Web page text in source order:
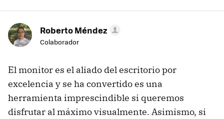
Roberto Méndez
Colaborador
El monitor es el aliado del escritorio por
excelencia y se ha convertido es una
herramienta imprescindible si queremos
disfrutar al máximo visualmente. Asimismo, si